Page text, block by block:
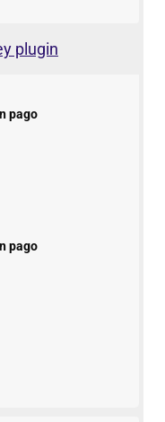
plugin
pago
pago